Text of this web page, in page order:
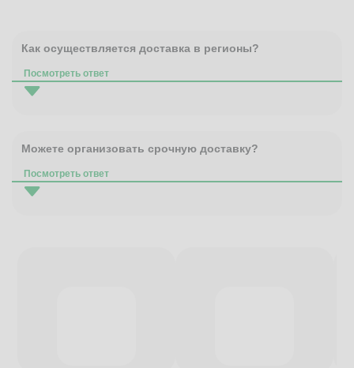
Как осуществляется доставка в регионы?
Посмотреть ответ
Можете организовать срочную доставку?
Посмотреть ответ